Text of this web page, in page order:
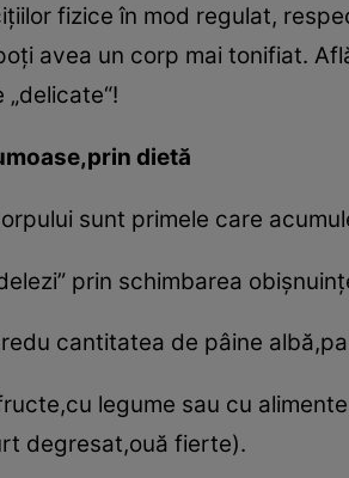
fizice în mod regulat,
avea un corp mai tonifiat.
dietă
sunt primele care
prin schimbarea
cantitatea de pâine
legume sau cu
degresat,ouă fierte).